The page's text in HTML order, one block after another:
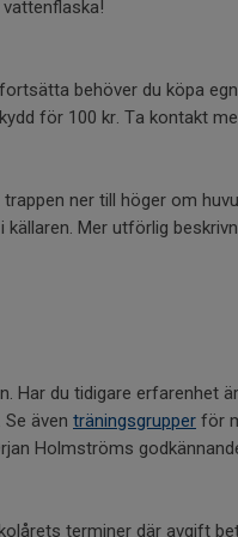
behöver du köpa
för 100 kr. Ta kontakt
ner till höger om
Mer utförlig
Har du tidigare erfarenhet
även träningsgrupper för
Holmströms
terminer där avgift